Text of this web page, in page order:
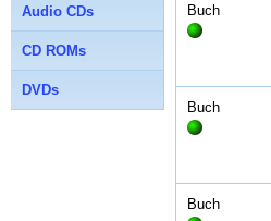
Buch
Buch
Buch
Audio CDs
CD ROMs
DVDs